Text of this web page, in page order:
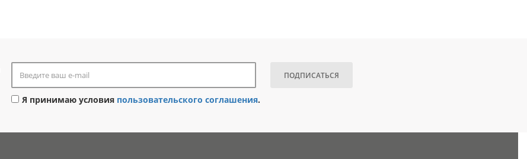
ПОДПИСАТЬСЯ
Я принимаю условия пользовательского соглашения.